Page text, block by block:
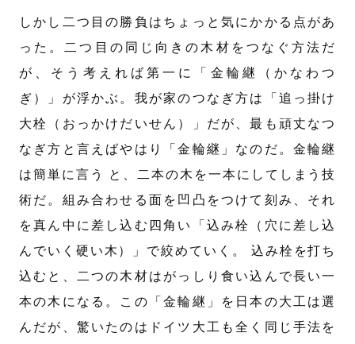
しかし二つ目の勝負はちょっと気にかかる点があ
った。二つ目の同じ向きの木材をつなぐ方法だ
が、そう考えれば第一に「金輪継（かなわつ
ぎ）」が浮かぶ。我が家のつなぎ方は「追っ掛け
大栓（おっかけだいせん）」だが、最も頑丈なつ
なぎ方と言えばやはり「金輪継」なのだ。金輪継
は簡単に言う と、二本の木を一本にしてしまう技
術だ。組み合わせる面を凹凸をつけて刻み、それ
を真ん中に差し込む四角い「込み栓（穴に差し込
んでいく硬い木）」で絞めていく。 込み栓を打ち
込むと、二つの木材はがっしり食い込んで長い一
本の木になる。この「金輪継」を日本の大工は選
んだが、驚いたのはドイツ大工も全く同じ手法を